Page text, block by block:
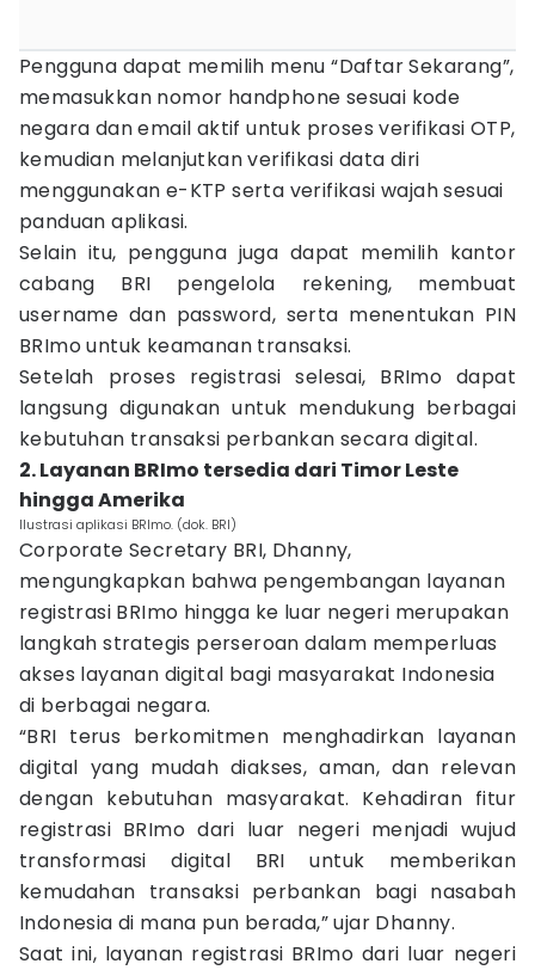
Pengguna dapat memilih menu “Daftar Sekarang”,
memasukkan nomor handphone sesuai kode
negara dan email aktif untuk proses verifikasi OTP,
kemudian melanjutkan verifikasi data diri
menggunakan e-KTP serta verifikasi wajah sesuai
panduan aplikasi.
Selain itu, pengguna juga dapat memilih kantor
cabang BRI pengelola rekening, membuat
username dan password, serta menentukan PIN
BRImo untuk keamanan transaksi.
Setelah proses registrasi selesai, BRImo dapat
langsung digunakan untuk mendukung berbagai
kebutuhan transaksi perbankan secara digital.
2. Layanan BRImo tersedia dari Timor Leste
hingga Amerika
Ilustrasi aplikasi BRImo. (dok. BRI)
Corporate Secretary BRI, Dhanny,
mengungkapkan bahwa pengembangan layanan
registrasi BRImo hingga ke luar negeri merupakan
langkah strategis perseroan dalam memperluas
akses layanan digital bagi masyarakat Indonesia
di berbagai negara.
“BRI terus berkomitmen menghadirkan layanan
digital yang mudah diakses, aman, dan relevan
dengan kebutuhan masyarakat. Kehadiran fitur
registrasi BRImo dari luar negeri menjadi wujud
transformasi digital BRI untuk memberikan
kemudahan transaksi perbankan bagi nasabah
Indonesia di mana pun berada,” ujar Dhanny.
Saat ini, layanan registrasi BRImo dari luar negeri